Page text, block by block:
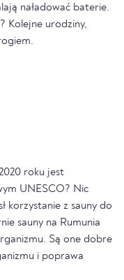
naładować baterie.
Kolejne urodziny,
roku jest
UNESCO? Nic
korzystanie z sauny do
sauny na Rumunia
Są one dobre
i poprawa